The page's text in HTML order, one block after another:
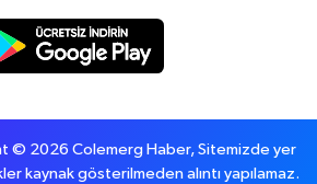
© 2026 Colemerg Haber, Sitemizde yer
kaynak gösterilmeden alıntı yapılamaz.